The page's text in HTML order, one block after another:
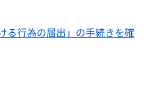
る行為の届出」の手続きを確